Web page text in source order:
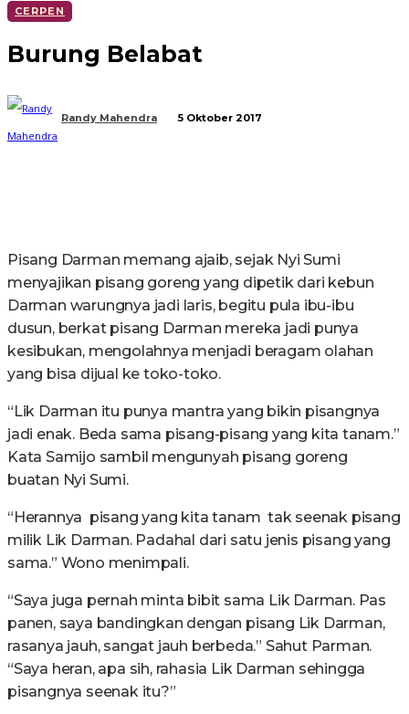
CERPEN
Burung Belabat
Randy Mahendra 5 Oktober 2017
Pisang Darman memang ajaib, sejak Nyi Sumi
menyajikan pisang goreng yang dipetik dari kebun
Darman warungnya jadi laris, begitu pula ibu-ibu
dusun, berkat pisang Darman mereka jadi punya
kesibukan, mengolahnya menjadi beragam olahan
yang bisa dijual ke toko-toko.
“Lik Darman itu punya mantra yang bikin pisangnya
jadi enak. Beda sama pisang-pisang yang kita tanam.”
Kata Samijo sambil mengunyah pisang goreng
buatan Nyi Sumi.
“Herannya pisang yang kita tanam tak seenak pisang
milik Lik Darman. Padahal dari satu jenis pisang yang
sama.” Wono menimpali.
“Saya juga pernah minta bibit sama Lik Darman. Pas
panen, saya bandingkan dengan pisang Lik Darman,
rasanya jauh, sangat jauh berbeda.” Sahut Parman.
“Saya heran, apa sih, rahasia Lik Darman sehingga
pisangnya seenak itu?”